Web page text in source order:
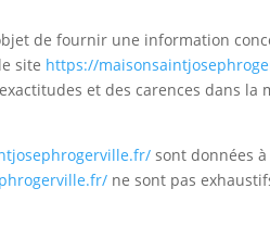
de fournir une information
site https://
et des carences dans la
sont données
ne sont pas